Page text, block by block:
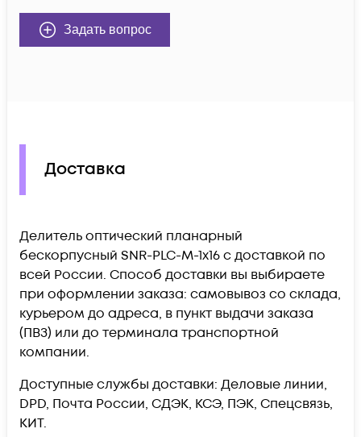
Задать вопрос
Доставка
Делитель оптический планарный
бескорпусный SNR-PLC-M-1x16 c доставкой по
всей России. Способ доставки вы выбираете
при оформлении заказа: самовывоз со склада,
курьером до адреса, в пункт выдачи заказа
(ПВЗ) или до терминала транспортной
компании.
Доступные службы доставки: Деловые линии,
DPD, Почта России, СДЭК, КСЭ, ПЭК, Спецсвязь,
КИТ.